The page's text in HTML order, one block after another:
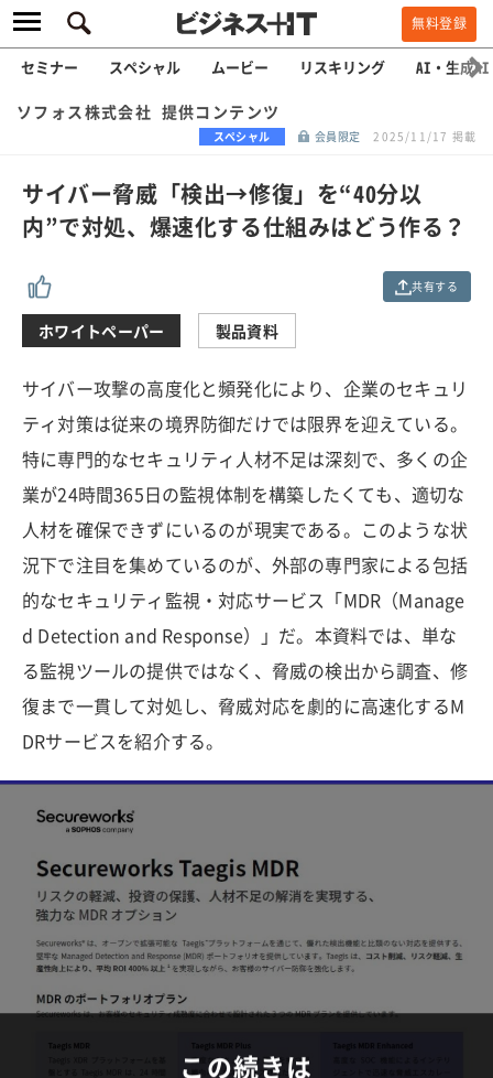
無料登録
セミナー スペシャル ムービー リスキリング AI・生成AI
ソフォス株式会社 提供コンテンツ
スペシャル 会員限定 2025/11/17 掲載
サイバー脅威「検出→修復」を“40分以
内”で対処、爆速化する仕組みはどう作る？
共有する
ホワイトペーパー 製品資料
サイバー攻撃の高度化と頻発化により、企業のセキュリ
ティ対策は従来の境界防御だけでは限界を迎えている。
特に専門的なセキュリティ人材不足は深刻で、多くの企
業が24時間365日の監視体制を構築したくても、適切な
人材を確保できずにいるのが現実である。このような状
況下で注目を集めているのが、外部の専門家による包括
的なセキュリティ監視・対応サービス「MDR（Manage
d Detection and Response）」だ。本資料では、単な
る監視ツールの提供ではなく、脅威の検出から調査、修
復まで一貫して対処し、脅威対応を劇的に高速化するM
DRサービスを紹介する。
この続きは